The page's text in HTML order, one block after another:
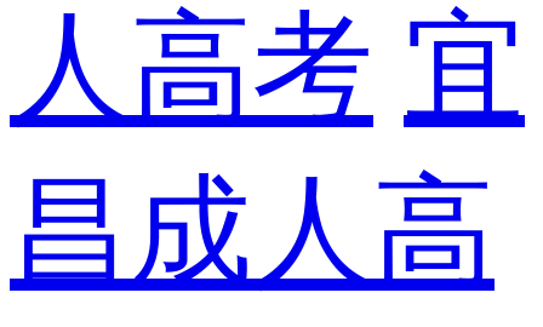
人高考 宜
昌成人高